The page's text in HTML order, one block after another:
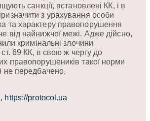
санкції, встановлені КК, і в
з урахування особи
та характеру правопорушення
від найнижчої межі. Адже дійсно,
кримінальні злочини
ст. 69 КК, в свою ж чергу до
правопорушеників такої норми
не передбачено.
https://protocol.ua